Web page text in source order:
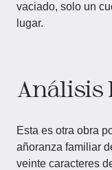
vaciado, solo un
lugar.
Análisis
Esta es otra obra
añoranza familiar
veinte caracteres